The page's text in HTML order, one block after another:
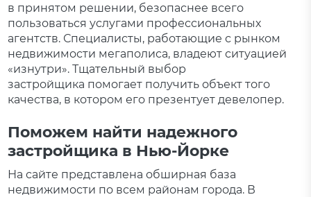
в принятом решении, безопаснее всего
пользоваться услугами профессиональных
агентств. Специалисты, работающие с рынком
недвижимости мегаполиса, владеют ситуацией
«изнутри». Тщательный выбор
застройщика помогает получить объект того
качества, в котором его презентует девелопер.
Поможем найти надежного
застройщика в Нью-Йорке
На сайте представлена обширная база
недвижимости по всем районам города. В